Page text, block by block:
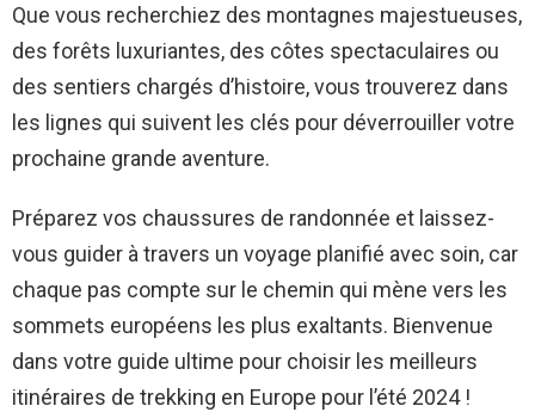
Que vous recherchiez des montagnes majestueuses,
des forêts luxuriantes, des côtes spectaculaires ou
des sentiers chargés d’histoire, vous trouverez dans
les lignes qui suivent les clés pour déverrouiller votre
prochaine grande aventure.
Préparez vos chaussures de randonnée et laissez-
vous guider à travers un voyage planifié avec soin, car
chaque pas compte sur le chemin qui mène vers les
sommets européens les plus exaltants. Bienvenue
dans votre guide ultime pour choisir les meilleurs
itinéraires de trekking en Europe pour l’été 2024 !